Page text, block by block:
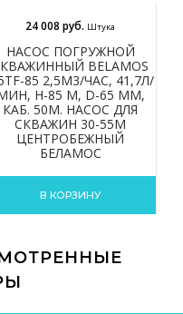
НАСОС ПОГРУЖНОЙ
BELAMOS
85 2,5М3/ЧАС, 41,7Л/
Н-85 М, D-65 ММ,
КАБ. 50М. НАСОС ДЛЯ
СКВАЖИН 30-55М
ЦЕНТРОБЕЖНЫЙ
БЕЛАМОС
24 008 руб. Штука
В КОРЗИНУ